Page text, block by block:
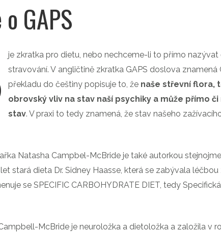
GAPS
je zkratka pro dietu, nebo nechceme-li to přímo
stravování. V angličtině zkratka GAPS doslova znamená
překladu do češtiny popisuje to, že naše střevní flora,
obrovský vliv na stav naší psychiky a může přímo
stav. V praxi to tedy znamená, že stav našeho
Natasha Campbel-McBride je také autorkou
stará dieta Dr. Sidney Haasse, která se zabývala
se SPECIFIC CARBOHYDRATE DIET, tedy
McBride je neuroložka a dietoložka a založila v